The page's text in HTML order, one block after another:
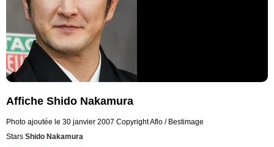
Affiche Shido Nakamura
Photo ajoutée le 30 janvier 2007 Copyright Aflo / Bestimage
Stars Shido Nakamura